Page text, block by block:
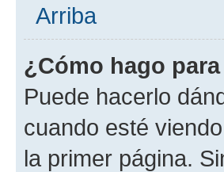
Arriba
¿Cómo hago
Puede hacerlo
cuando esté
la primer página.